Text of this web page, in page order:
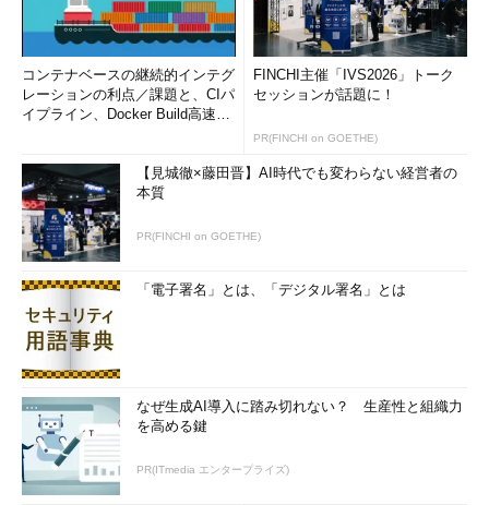
「このPCを初期状態に戻す」機能は、Windows 8.1以前に多くの
プリインストールPCで使えた「工場集荷時の設定に戻す」機能
とはかなり違うものになっています（画面2）。
画面2
his PC）」。工場集荷時の設定に戻るわけではない。ではど
「新たに開始（Fresh start）と「このPCを初期状態に戻す
（Reset this PC）」の機能差がよく分からないので、仮想マシ
ン環境でWindows 10 バージョン1607（Reset this PCのみ）、バ
ージョン1703、バージョン1709のそれぞれで実際に実行し、ど
コンテナベースの継続的インテグ
レーションの利点／課題と、CIパ
イプライン、Docker Build高速化
FINCHI主催「IVS2026」トーク
セッションが話題に！
PR(FINCHI on GOETHE)
【見城徹×藤田晋】AI時代でも変わらない経営者の
本質
PR(FINCHI on GOETHE)
「電子署名」とは、「デジタル署名」とは
なぜ生成AI導入に踏み切れない？ 生産性と組織力
を高める鍵
PR(ITmedia エンタープライズ)